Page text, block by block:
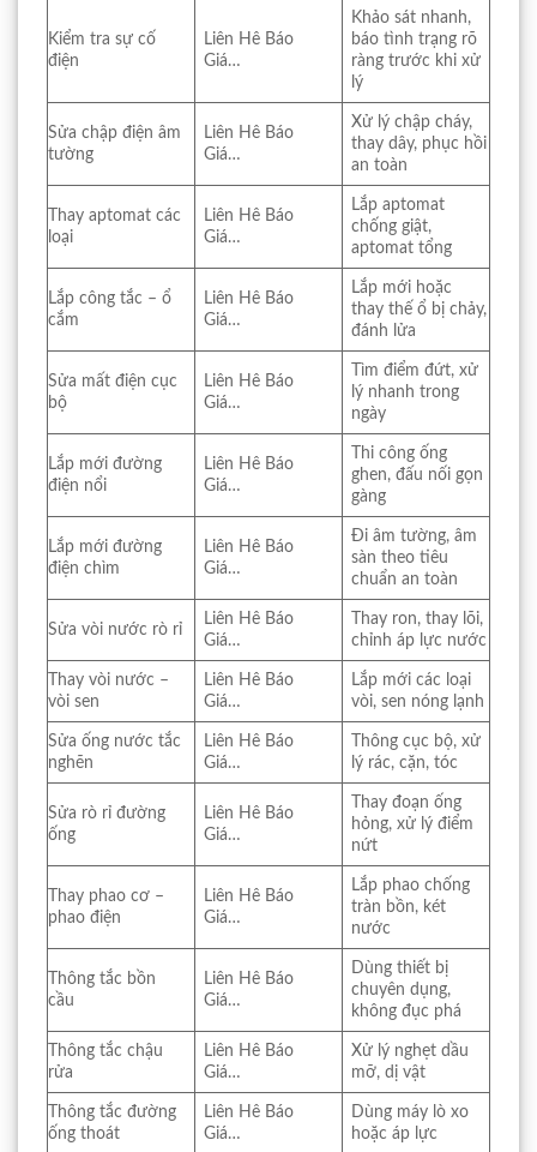
Kiểm tra sự cố
điện
Liên Hê Báo
Giá…
Khảo sát nhanh,
báo tình trạng rõ
ràng trước khi xử
lý
Sửa chập điện âm
tường
Liên Hê Báo
Giá…
Xử lý chập cháy,
thay dây, phục hồi
an toàn
Thay aptomat các
loại
Liên Hê Báo
Giá…
Lắp aptomat
chống giật,
aptomat tổng
Lắp công tắc – ổ
cắm
Liên Hê Báo
Giá…
Lắp mới hoặc
thay thế ổ bị chảy,
đánh lửa
Sửa mất điện cục
bộ
Liên Hê Báo
Giá…
Tìm điểm đứt, xử
lý nhanh trong
ngày
Lắp mới đường
điện nổi
Liên Hê Báo
Giá…
Thi công ống
ghen, đấu nối gọn
gàng
Lắp mới đường
điện chìm
Liên Hê Báo
Giá…
Đi âm tường, âm
sàn theo tiêu
chuẩn an toàn
Sửa vòi nước rò rỉ
Liên Hê Báo
Giá…
Thay ron, thay lõi,
chỉnh áp lực nước
Thay vòi nước –
vòi sen
Liên Hê Báo
Giá…
Lắp mới các loại
vòi, sen nóng lạnh
Sửa ống nước tắc
nghẽn
Liên Hê Báo
Giá…
Thông cục bộ, xử
lý rác, cặn, tóc
Sửa rò rỉ đường
ống
Liên Hê Báo
Giá…
Thay đoạn ống
hỏng, xử lý điểm
nứt
Thay phao cơ –
phao điện
Liên Hê Báo
Giá…
Lắp phao chống
tràn bồn, két
nước
Thông tắc bồn
cầu
Liên Hê Báo
Giá…
Dùng thiết bị
chuyên dụng,
không đục phá
Thông tắc chậu
rửa
Liên Hê Báo
Giá…
Xử lý nghẹt dầu
mỡ, dị vật
Thông tắc đường
ống thoát
Liên Hê Báo
Giá…
Dùng máy lò xo
hoặc áp lực